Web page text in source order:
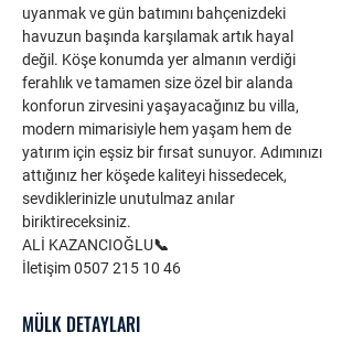
uyanmak ve gün batımını bahçenizdeki
havuzun başında karşılamak artık hayal
değil. Köşe konumda yer almanın verdiği
ferahlık ve tamamen size özel bir alanda
konforun zirvesini yaşayacağınız bu villa,
modern mimarisiyle hem yaşam hem de
yatırım için eşsiz bir fırsat sunuyor. Adımınızı
attığınız her köşede kaliteyi hissedecek,
sevdiklerinizle unutulmaz anılar
biriktireceksiniz.
​ALİ KAZANCIOĞLU📞
İletişim 0507 215 10 46
MÜLK DETAYLARI